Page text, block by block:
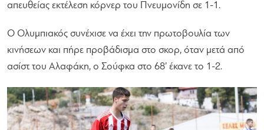
απευθείας εκτέλεση κόρνερ του Πνευμονίδη σε 1-1.
Ο Ολυμπιακός συνέχισε να έχει την πρωτοβουλία των
κινήσεων και πήρε προβάδισμα στο σκορ, όταν μετά από
ασίστ του Αλαφάκη, ο Σούφκα στο 68’ έκανε το 1-2.